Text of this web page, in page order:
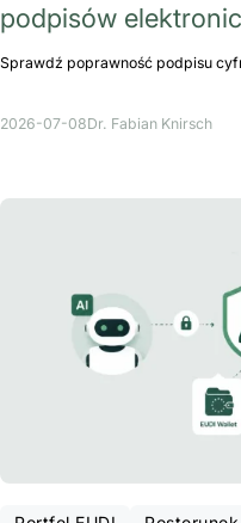
podpisów
Sprawdź poprawność podpisu
2026-07-08Dr. Fabian Knirsch